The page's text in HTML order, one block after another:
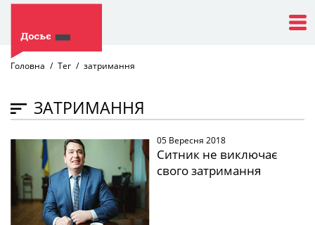
Головна Тег затримання
ЗАТРИМАННЯ
05 Вересня 2018
Ситник не виключає
свого затримання